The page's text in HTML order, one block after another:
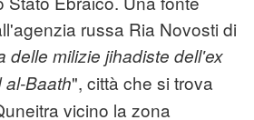
russa Ria Novosti di
delle milizie jihadiste dell'ex
al-Baath", città che si trova
vicino la zona